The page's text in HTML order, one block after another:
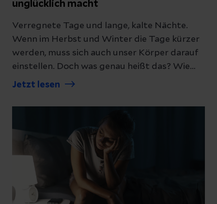
unglücklich macht
Verregnete Tage und lange, kalte Nächte.
Wenn im Herbst und Winter die Tage kürzer
werden, muss sich auch unser Körper darauf
einstellen. Doch was genau heißt das? Wie
man sich vor einer Winterdepression
Romanowski, Ärztlicher Direktor und
Chefarzt der Psychiatrie sowie der
Schmerztherapie der Helios Kliniken
Mansfeld-Südharz.
Jetzt lesen